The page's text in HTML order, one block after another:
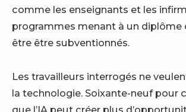
comme les enseignants et les
programmes menant à un diplôme
être être subventionnés.
Les travailleurs interrogés ne
la technologie. Soixante-neuf pour
que l’IA peut créer plus